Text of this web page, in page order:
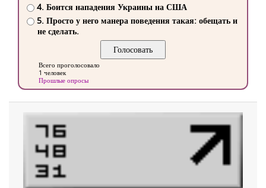
4. Боится нападения Украины на США
5. Просто у него манера поведения такая: обещать и
не сделать.
Всего проголосовало
1 человек
Прошлые опросы